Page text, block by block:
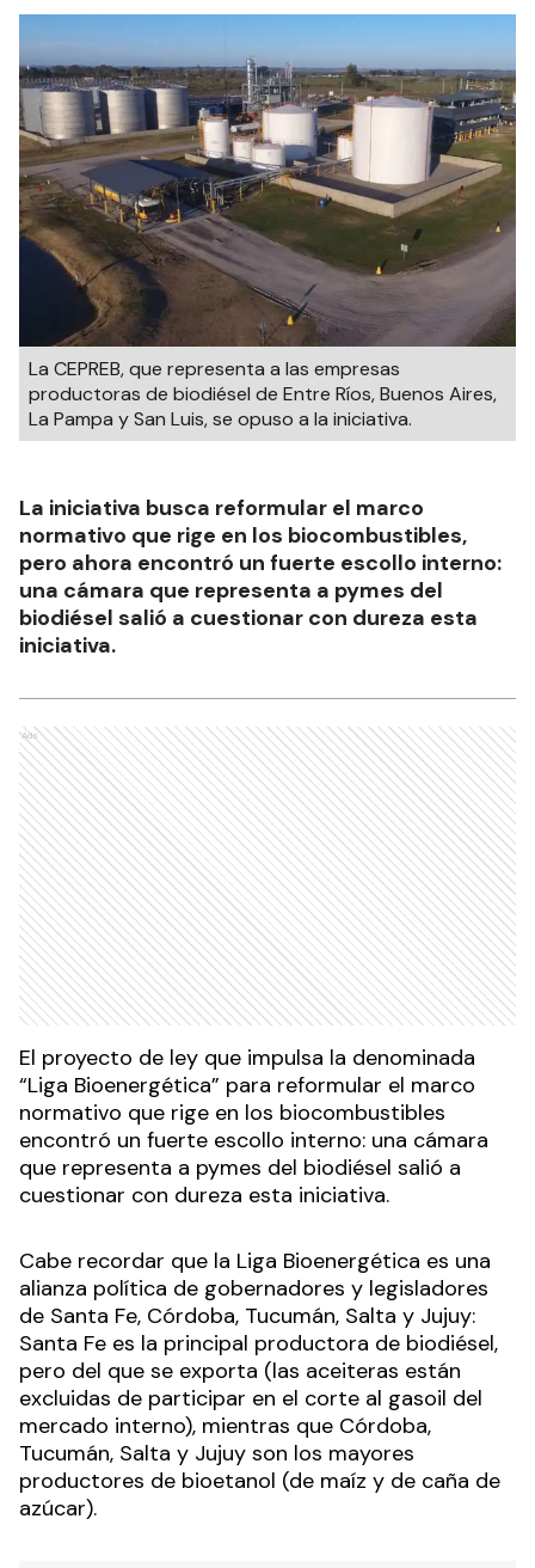
La CEPREB, que representa a las empresas
productoras de biodiésel de Entre Ríos, Buenos Aires,
La Pampa y San Luis, se opuso a la iniciativa.
La iniciativa busca reformular el marco
normativo que rige en los biocombustibles,
pero ahora encontró un fuerte escollo interno:
una cámara que representa a pymes del
biodiésel salió a cuestionar con dureza esta
iniciativa.
Ads
El proyecto de ley que impulsa la denominada
“Liga Bioenergética” para reformular el marco
normativo que rige en los biocombustibles
encontró un fuerte escollo interno: una cámara
que representa a pymes del biodiésel salió a
cuestionar con dureza esta iniciativa.
Cabe recordar que la Liga Bioenergética es una
alianza política de gobernadores y legisladores
de Santa Fe, Córdoba, Tucumán, Salta y Jujuy:
Santa Fe es la principal productora de biodiésel,
pero del que se exporta (las aceiteras están
excluidas de participar en el corte al gasoil del
mercado interno), mientras que Córdoba,
Tucumán, Salta y Jujuy son los mayores
productores de bioetanol (de maíz y de caña de
azúcar).